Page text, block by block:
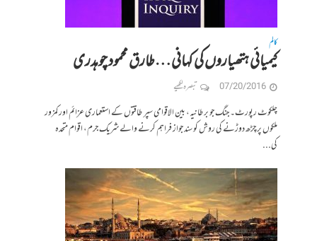
کالم
کیمیائی ہتھیاروں کی کہانی…طارق محمود چوہدری
07/20/2016 تبصرہ لکھیے
چلکوٹ رپورٹ۔ جنگ جو برطانیہ، بین الاقوامی سپر طاقتوں کے استعماری عزائم اور کمزور
ملکوں پر چڑھ دوڑنے کی روش کو سند جواز فراہم کرنے والے شریک جرم، اقوام متحدہ
کی...